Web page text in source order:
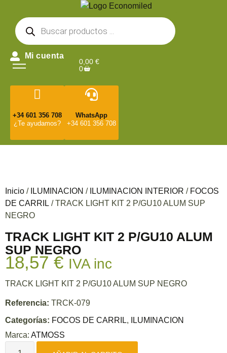
Mi cuenta
0,00€
0
+34 601 356 708
¿Te ayudamos?
WhatsApp
+34 601 356 708
Inicio / ILUMINACION / ILUMINACION INTERIOR / FOCOS
DE CARRIL / TRACK LIGHT KIT 2 P/GU10 ALUM SUP
NEGRO
TRACK LIGHT KIT 2 P/GU10 ALUM
SUP NEGRO
18,57 € IVA inc
TRACK LIGHT KIT 2 P/GU10 ALUM SUP NEGRO
Referencia: TRCK-079
Categorías: FOCOS DE CARRIL,
ILUMINACION
Marca: ATMOSS